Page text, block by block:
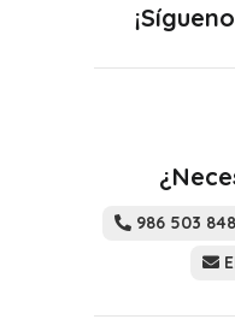
986 503 848